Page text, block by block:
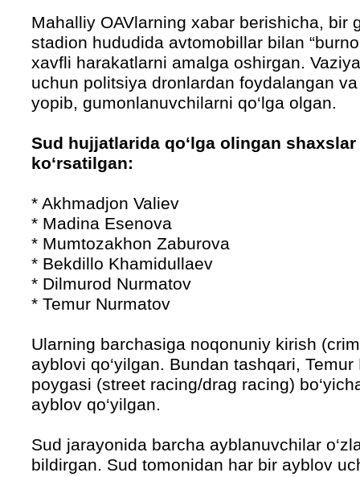
Mahalliy OAVlarning xabar berishicha, bir
stadion hududida avtomobillar bilan
xavfli harakatlarni amalga oshirgan.
uchun politsiya dronlardan foydalangan
yopib, gumonlanuvchilarni qo‘lga olgan.
Sud hujjatlarida qo‘lga olingan
ko‘rsatilgan:
* Akhmadjon Valiev
* Madina Esenova
* Mumtozakhon Zaburova
* Bekdillo Khamidullaev
* Dilmurod Nurmatov
* Temur Nurmatov
Ularning barchasiga noqonuniy kirish
ayblovi qo‘yilgan. Bundan tashqari, Temur
poygasi (street racing/drag racing)
ayblov qo‘yilgan.
Sud jarayonida barcha ayblanuvchilar
bildirgan. Sud tomonidan har bir ayblov